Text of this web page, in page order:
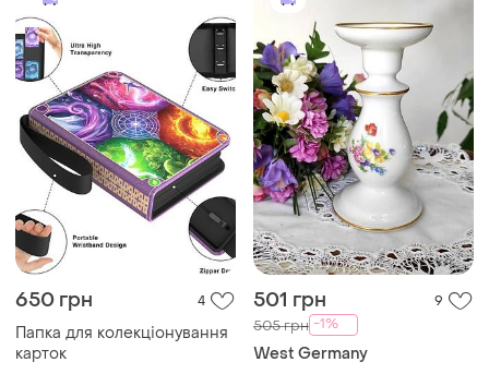
650 грн 4
Папка для колекціонування
карток
501 грн 9
505 грн -1%
West Germany